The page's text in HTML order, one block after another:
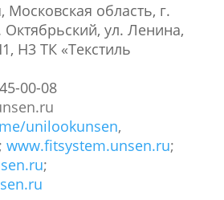
Московская область, г.
ул. Ленина,
Н3 ТК «Текстиль
00-08
unilookunsen,
; www.fitsystem.unsen.ru;
;